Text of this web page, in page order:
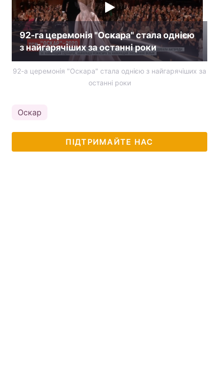
92-га церемонія "Оскара" стала однією
з найгарячіших за останні роки
92-а церемонія "Оскара" стала однією з найгарячіших за
останні роки
Оскар
ПІДТРИМАЙТЕ НАС